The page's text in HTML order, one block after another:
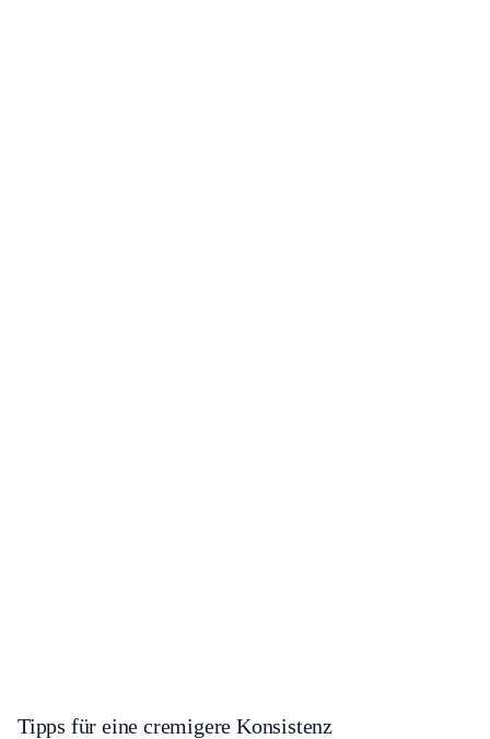
Tipps für eine cremigere Konsistenz